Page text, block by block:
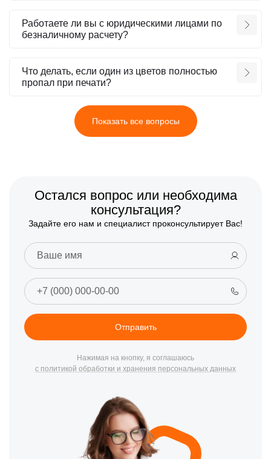
Работаете ли вы с юридическими лицами по
безналичному расчету?
Что делать, если один из цветов полностью
пропал при печати?
Показать все вопросы
Остался вопрос или необходима
консультация?
Задайте его нам и специалист проконсультирует Вас!
Отправить
Нажимая на кнопку, я соглашаюсь
с политикой обработки и хранения персональных данных